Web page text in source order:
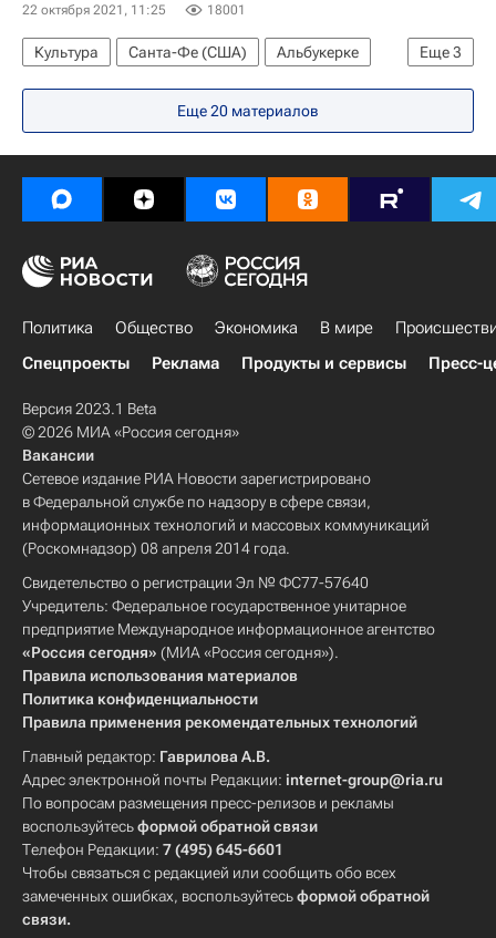
22 октября 2021, 11:25 18001
Еще3
Культура Санта-Фе (США)
Альбукерке
Алек Болдуин (Александр Рэй Болдуин III)
Убийство Алеком Болдуином оператора на съемках фильма
Еще 20 материалов
Политика Общество Экономика В мире
Спецпроекты
Реклама Продукты и сервисы Пресс-
Версия 2023.1 Beta
© 2026 МИА «Россия сегодня»
Вакансии
Сетевое издание РИА Новости зарегистрировано
в Федеральной службе по надзору в сфере связи,
информационных технологий и массовых коммуникаций
(Роскомнадзор) 08 апреля 2014 года.
Свидетельство о регистрации Эл № ФС77-57640
Учредитель: Федеральное государственное унитарное
предприятие Международное информационное агентство
«Россия сегодня» (МИА «Россия сегодня»).
Правила использования материалов
Политика конфиденциальности
Правила применения рекомендательных технологий
Главный редактор: Гаврилова А.В.
Адрес электронной почты Редакции: internet-group@ria.ru
По вопросам размещения пресс-релизов и рекламы
воспользуйтесьформой обратной связи
Телефон Редакции: 7 (495) 645-6601
Чтобы связаться с редакцией или сообщить обо всех
замеченных ошибках, воспользуйтесьформой обратной
связи.